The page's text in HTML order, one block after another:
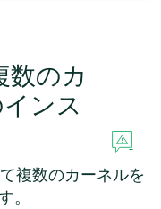
数のカ
ンス
複数のカーネルを
。